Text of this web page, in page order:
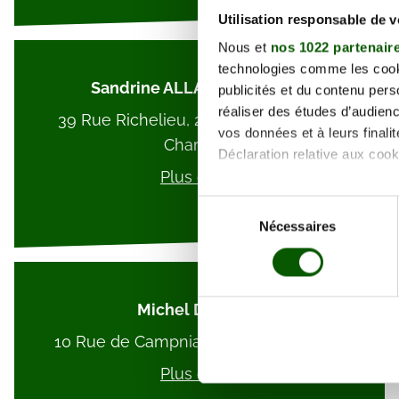
Utilisation responsable de
Nous et nos 1022
technologies comme les
publicités et du contenu
réaliser des études
vos données et à leurs
Déclaration relative aux
Si vous le permettez, nous
Collecter des
digitales).
. Vous pouvez
consentement
Nécessaires
Sandrine ALLAIRE SAUQUET
39 Rue Richelieu, 24660 Coulounieix-
Chamiers
Plus d'info
Michel DURAND
10 Rue de Campniac, 24000 Périgueux
Plus d'info